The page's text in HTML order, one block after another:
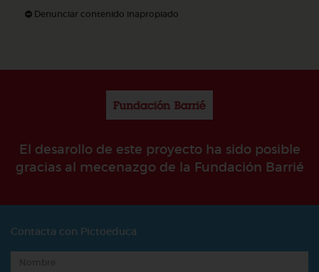
Denunciar contenido inapropiado
El desarollo de este proyecto ha sido posible
gracias al mecenazgo de la Fundación Barrié
Contacta con Pictoeduca